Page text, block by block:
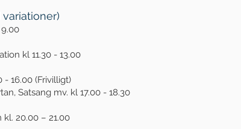
variationer)
kl 11.30 - 13.00
- 16.00 (Frivilligt)
Satsang mv. kl 17.00 - 18.30
20.00 – 21.00